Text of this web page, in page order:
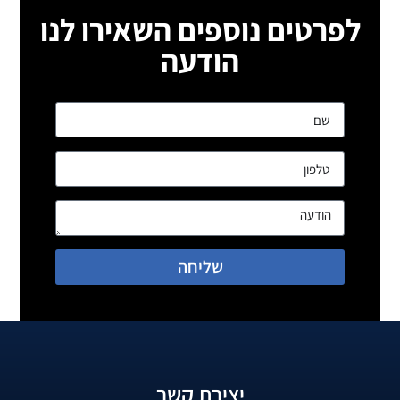
לפרטים נוספים השאירו לנו
הודעה
שליחה